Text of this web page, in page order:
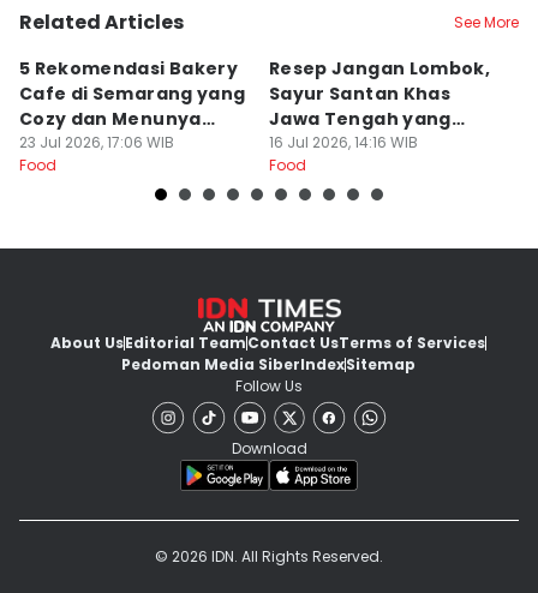
Related Articles See More
5 Rekomendasi Bakery
Cafe di Semarang yang
Cozy dan Menunya
Yummy
23 Jul 2026, 17:06 WIB
Food
Resep Jangan Lombok,
Sayur Santan Khas
Jawa Tengah yang
Gurih Nikmat!
16 Jul 2026, 14:16 WIB
Food
About UsEditorial TeamContact UsTerms of Services
Pedoman Media SiberIndexSitemap
Follow Us
Download
© 2026 IDN. All Rights Reserved.